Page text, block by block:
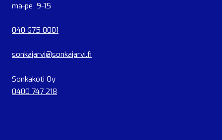
ma-pe 9-15
040 675 0001
sonkajarvi@sonkajarvi.fi
Sonkakoti Oy
0400 747 218